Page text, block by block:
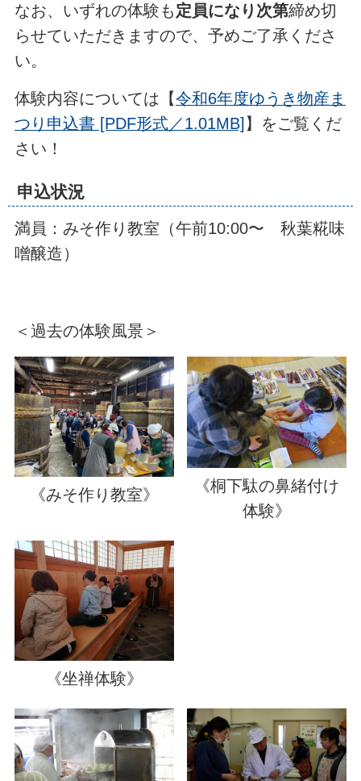
なお、いずれの体験も定員になり次第締め切
らせていただきますので、予めご了承くださ
い。
体験内容については【令和6年度ゆうき物産ま
つり申込書 [PDF形式／1.01MB] 】をご覧くだ
さい！
申込状況
満員：みそ作り教室（午前10:00〜 秋葉糀味
噌醸造）
＜過去の体験風景＞
《みそ作り教室》
《桐下駄の鼻緒付け
体験》
《坐禅体験》